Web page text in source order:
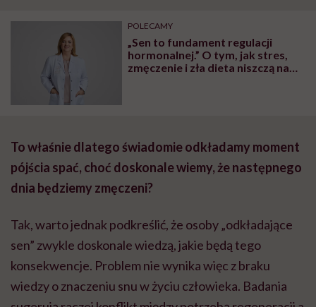
POLECAMY
„Sen to fundament regulacji
hormonalnej.” O tym, jak stres,
zmęczenie i zła dieta niszczą nam
To właśnie dlatego świadomie odkładamy moment
pójścia spać, choć doskonale wiemy, że następnego
dnia będziemy zmęczeni?
Tak, warto jednak podkreślić, że osoby „odkładające
sen” zwykle doskonale wiedzą, jakie będą tego
konsekwencje. Problem nie wynika więc z braku
wiedzy o znaczeniu snu w życiu człowieka. Badania